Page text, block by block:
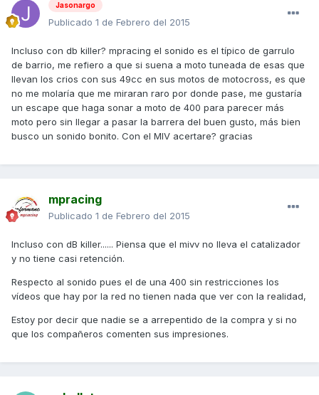
Jasonargo
Publicado 1 de Febrero del 2015
Incluso con db killer? mpracing el sonido es el típico de garrulo
de barrio, me refiero a que si suena a moto tuneada de esas que
llevan los crios con sus 49cc en sus motos de motocross, es que
no me molaría que me miraran raro por donde pase, me gustaría
un escape que haga sonar a moto de 400 para parecer más
moto pero sin llegar a pasar la barrera del buen gusto, más bien
busco un sonido bonito. Con el MIV acertare? gracias
mpracing
Publicado 1 de Febrero del 2015
Incluso con dB killer...... Piensa que el mivv no lleva el catalizador
y no tiene casi retención.
Respecto al sonido pues el de una 400 sin restricciones los
vídeos que hay por la red no tienen nada que ver con la realidad,
Estoy por decir que nadie se a arrepentido de la compra y si no
que los compañeros comenten sus impresiones.